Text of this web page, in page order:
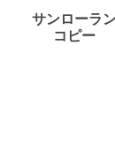
サンローラ
コピー